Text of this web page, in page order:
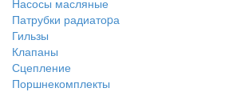
Насосы масляные
Патрубки радиатоpа
Гильзы
Клапаны
Сцепление
Поршнекомплекты